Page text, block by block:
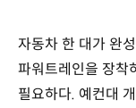
자동차 한 대가 완
파워트레인을 장착
필요하다. 예컨대